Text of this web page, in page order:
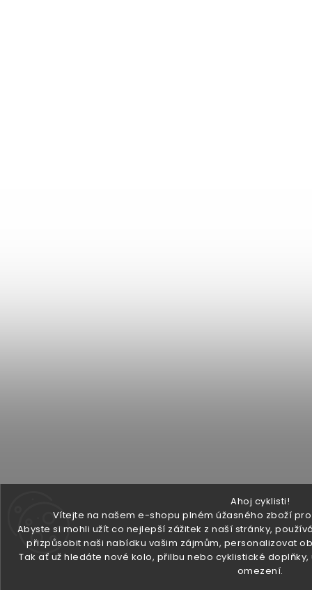
Ahoj cyklisti!
Vítejte na našem e-shopu plném úžasného zboží
Abyste si mohli užít co nejlepší zážitek z naší stránky,
přizpůsobit naši nabídku vašim zájmům, personalizovat
Tak ať už hledáte nové kolo, přilbu nebo cyklistické
omezení.